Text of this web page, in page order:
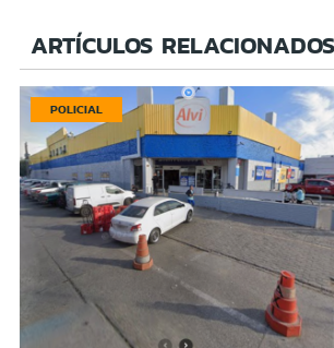
ARTÍCULOS RELACIONADOS
POLICIAL